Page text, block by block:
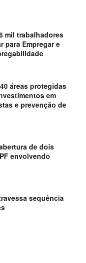
mil trabalhadores
para Empregar e
áreas protegidas
em
e prevenção de
de dois
envolvendo
sequência